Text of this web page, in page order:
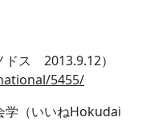
ス 2013.9.12）
5455/
（いいねHokudai